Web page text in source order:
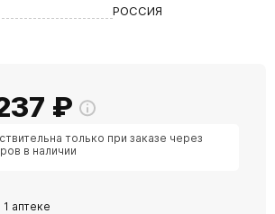
РОССИЯ
₽
только при заказе через
в наличии
1 аптеке